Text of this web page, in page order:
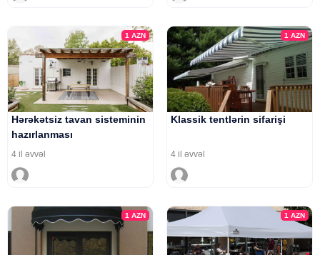
1AZN
Hərəkətsiz tavan sisteminin
hazırlanması
4 il əvvəl
1 AZN
Klassik tentlərin sifarişi
4 il əvvəl
1AZN 1 AZN